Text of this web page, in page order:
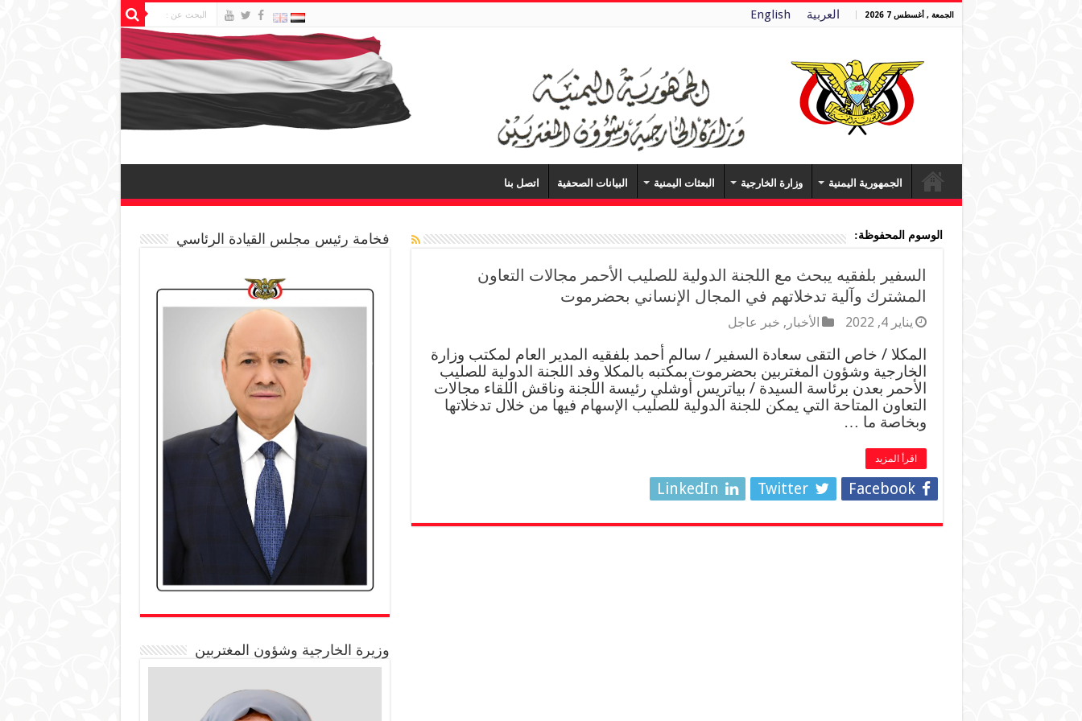
الجمعة , أغسطس 7 2026 العربية English
الجمهورية اليمنية وزارة الخارجية البعثات اليمنية البيانات الصحفية اتصل بنا
الوسوم المحفوظة:
السفير بلفقيه يبحث مع اللجنة الدولية للصليب الأحمر مجالات التعاون
المشترك وآلية تدخلاتهم في المجال الإنساني بحضرموت
يناير 4, 2022 الأخبار , خبر عاجل
المكلا / خاص التقى سعادة السفير / سالم أحمد بلفقيه المدير العام لمكتب وزارة
الخارجية وشؤون المغتربين بحضرموت بمكتبه بالمكلا وفد اللجنة الدولية للصليب
الأحمر بعدن برئاسة السيدة / بياتريس أوشلي رئيسة اللجنة وناقش اللقاء مجالات
التعاون المتاحة التي يمكن للجنة الدولية للصليب الإسهام فيها من خلال تدخلاتها
وبخاصة ما …
اقرأ المزيد
Facebook
Twitter
LinkedIn
فخامة رئيس مجلس القيادة الرئاسي
وزيرة الخارجية وشؤون المغتربين